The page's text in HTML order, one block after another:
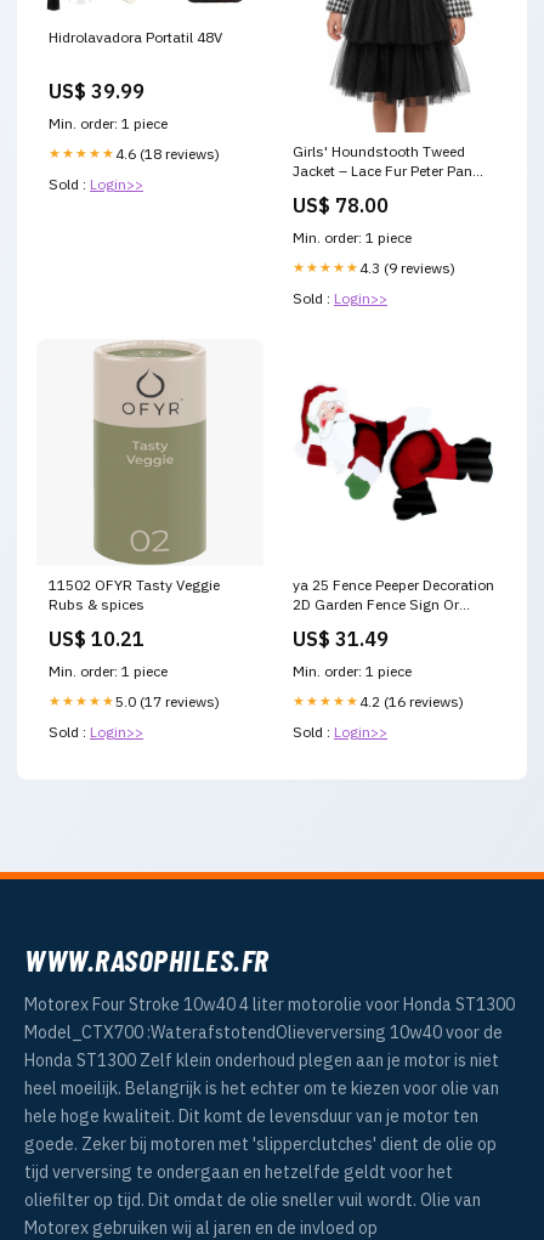
Hidrolavadora Portatil 48V
US$ 39.99
Min. order: 1 piece
★★★★★ 4.6 (18 reviews)
Sold : Login>>
Girls' Houndstooth Tweed
Jacket – Lace Fur Peter Pan
US$ 78.00
Min. order: 1 piece
★★★★★ 4.3 (9 reviews)
Sold : Login>>
11502 OFYR Tasty Veggie
Rubs & spices
US$ 10.21
Min. order: 1 piece
★★★★★5.0 (17 reviews)
Sold : Login>>
ya 25 Fence Peeper Decoration
2D Garden Fence Sign Or
US$ 31.49
Min. order: 1 piece
★★★★★ 4.2 (16 reviews)
Sold : Login>>
WWW.RASOPHILES.FR
Motorex Four Stroke 10w40 4 liter motorolie voor Honda ST1300
Model_CTX700 :WaterafstotendOlieverversing 10w40 voor de
Honda ST1300 Zelf klein onderhoud plegen aan je motor is niet
heel moeilijk. Belangrijk is het echter om te kiezen voor olie van
hele hoge kwaliteit. Dit komt de levensduur van je motor ten
goede. Zeker bij motoren met 'slipperclutches' dient de olie op
tijd verversing te ondergaan en hetzelfde geldt voor het
oliefilter op tijd. Dit omdat de olie sneller vuil wordt. Olie van
Motorex gebruiken wij al jaren en de invloed op